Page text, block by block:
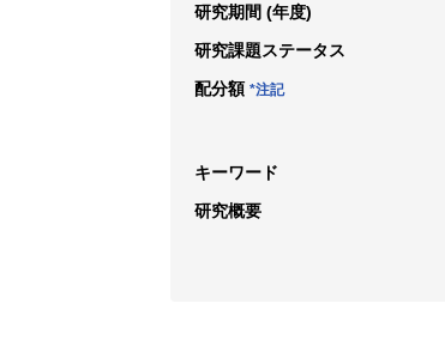
研究期間 (年度)
研究課題ステータス
配分額 *注記
キーワード
研究概要